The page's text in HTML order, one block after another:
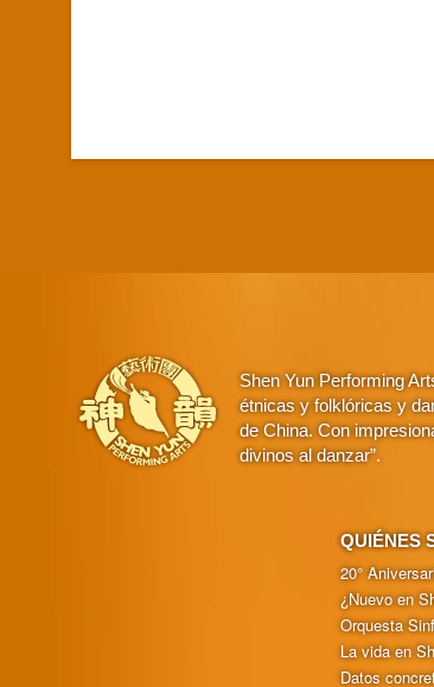
Shen Yun Performing
étnicas y folklóricas y
de China. Con
divinos al danzar”.
QUIÉNES
20°
¿Nuevo en
Orquesta
La vida en
Datos